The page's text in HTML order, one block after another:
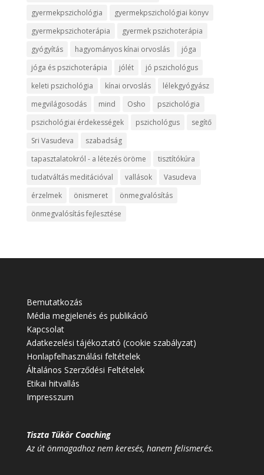
gyermekpszichológia
gyermekpszichológiai könyv
gyermekpszichoterápia
gyermek pszichoterápia
gyógyítás
hagyományos kínai orvoslás
jóga
jóga és pszichoterápia
jólét
jó pszichológus
keleti pszichológia
kínai orvoslás
lélekgyógyász
megvilágosodás
mind Osho
pszichológia
pszichológiai érdekességek
pszichológus
segítő
Sri Vasudeva
szabadság
tapasztalatokról - a létezés öröme
tisztítókúra
tudatváltás meditációval
vallások
Vasudeva
érzelmek
önismeret
önmegvalósítás
önmegvalósítás fejlesztése
Bemutatkozás
Média megjelenés és publikáció
Kapcsolat
Adatkezelési tájékoztató (cookie szabályzat)
Honlapfelhasználási feltételek
Általános Szerződési Feltételek
Etikai hitvallás
Impresszum
Tiszta Tükör Coaching
Az út önmagadhoz nem keresés, hanem felismerés.